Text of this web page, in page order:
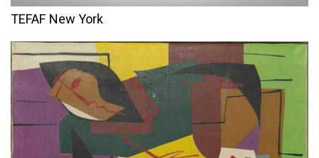
TEFAF New York